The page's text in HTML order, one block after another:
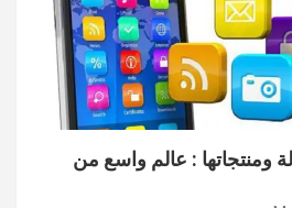
ومنتجاتها : عالم واسع من